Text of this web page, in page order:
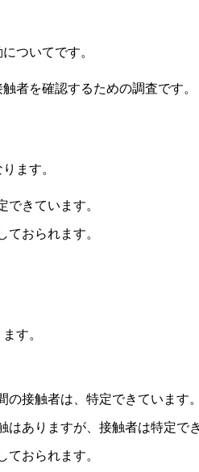
ついてです。
者を確認するための調査です。
ます。
きています。
おられます。
す。
接触者は、特定できています。
ありますが、接触者は特定でき
おられます。